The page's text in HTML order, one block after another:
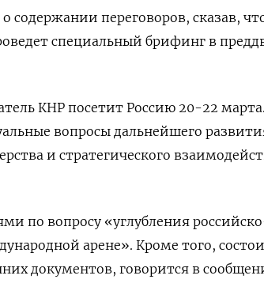
содержании переговоров, сказав,
специальный брифинг в
КНР посетит Россию 20-22
вопросы дальнейшего
и стратегического
по вопросу «углубления
арене». Кроме того,
документов, говорится в